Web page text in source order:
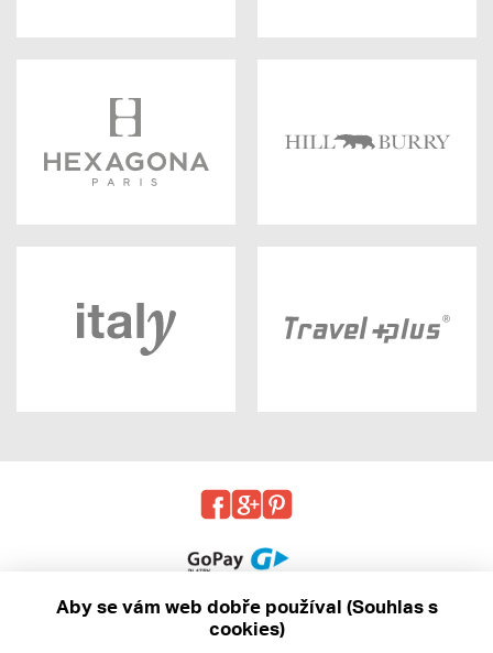
Aby se vám web dobře používal (Souhlas s
cookies)